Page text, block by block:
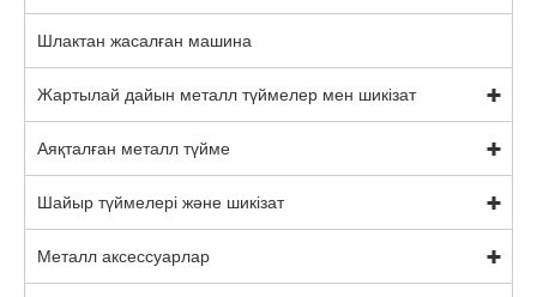
Шлактан жасалған машина
Жартылай дайын металл түймелер мен шикізат
Аяқталған металл түйме
Шайыр түймелері және шикізат
Металл аксессуарлар